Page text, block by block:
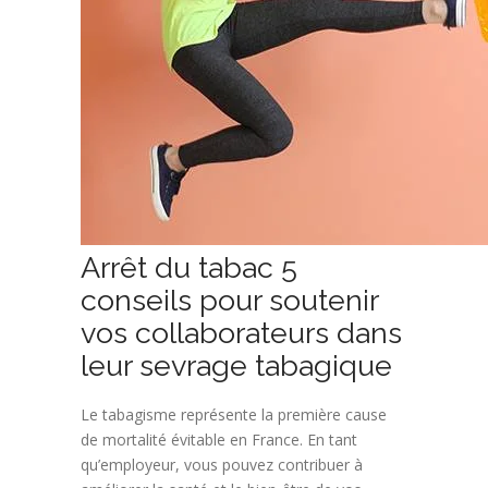
Arrêt du tabac 5
conseils pour soutenir
vos collaborateurs dans
leur sevrage tabagique
Le tabagisme représente la première cause
de mortalité évitable en France. En tant
qu’employeur, vous pouvez contribuer à